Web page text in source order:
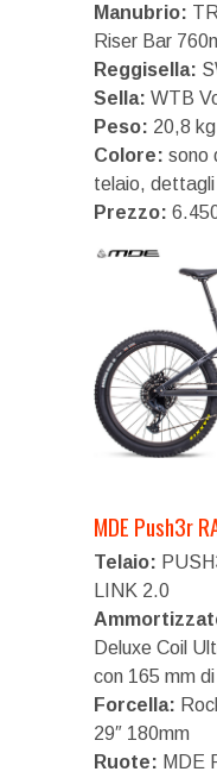
Manubrio:
Riser Bar
Reggisella:
Sella: WTB
Peso: 20,8
Colore: sono
telaio,
Prezzo:
MDE Push3r
Telaio:
LINK 2.0
Deluxe Coil
con 165 mm
Forcella:
29″ 180mm
Ruote: MDE